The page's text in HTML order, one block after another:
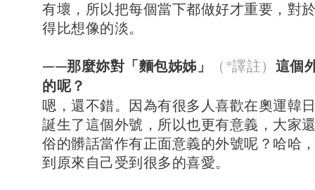
有壞，所以把每個當下都做好才重要，對
得比想像的淡。
——那麼妳對「麵包姊姊」
（*譯註） 這個
的呢？
嗯，還不錯。因為有很多人喜歡在奧運韓
誕生了這個外號，所以也更有意義，大家
俗的髒話當作有正面意義的外號呢？哈哈
到原來自己受到很多的喜愛。